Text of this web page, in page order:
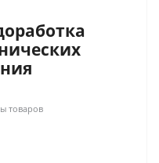
товаров